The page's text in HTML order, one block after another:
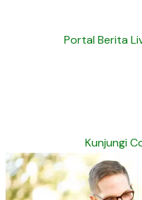
Portal Berita
Kunjungi